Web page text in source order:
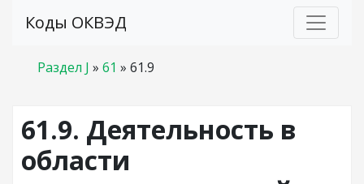
Коды ОКВЭД
Раздел J » 61 » 61.9
61.9. Деятельность в
области